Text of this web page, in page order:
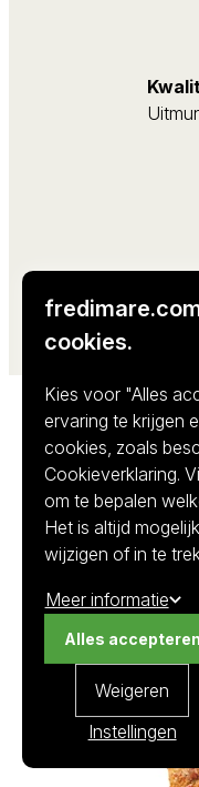
Kwaliteit
Specificaties
cookies.
Kies voor "Alles
ervaring te krijgen
cookies, zoals
Cookieverklaring.
om te bepalen
Het is altijd
wijzigen of in te
Meer informatie
Instellingen
Weigeren
Alles accepteren